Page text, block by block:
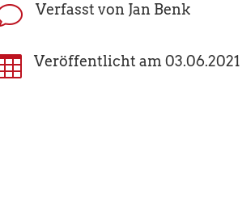
Verfasst von Jan Benk
Veröffentlicht am 03.06.2021